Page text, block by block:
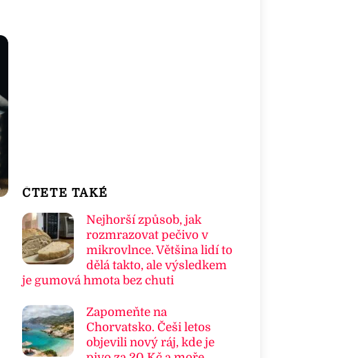
ČTETE TAKÉ
Nejhorší způsob, jak
rozmrazovat pečivo v
mikrovlnce. Většina lidí to
dělá takto, ale výsledkem
je gumová hmota bez chuti
Zapomeňte na
Chorvatsko. Češi letos
objevili nový ráj, kde je